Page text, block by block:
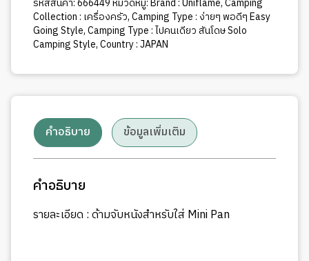
Collection : เครื่องครัว,Camping Type : ง่ายๆ พอดีๆ Easy
Going Style,Camping Type : ไปคนเดียว สันโดษ Solo
Camping Style,Country : JAPAN
คำอธิบาย ข้อมูลเพิ่มเติม
คำอธิบาย
รายละเอียด : ด้ามจับหนังสำหรับใส่ Mini Pan